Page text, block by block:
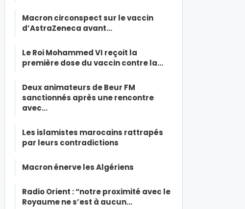
Macron circonspect sur le vaccin
d’AstraZeneca avant…
Le Roi Mohammed VI reçoit la
première dose du vaccin contre la…
Deux animateurs de Beur FM
sanctionnés après une rencontre
avec…
Les islamistes marocains rattrapés
par leurs contradictions
Macron énerve les Algériens
Radio Orient : “notre proximité avec le
Royaume ne s’est à aucun…